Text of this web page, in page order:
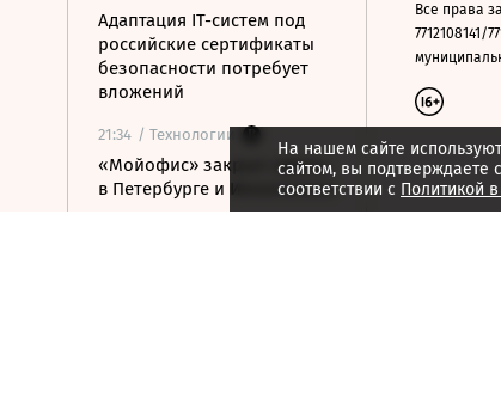
Адаптация IT-систем под
российские сертификаты
безопасности потребует
вложений
21:34 / Технологии
«Мойофис» закрыл офисы
в Петербурге и Иннополисе
На нашем сайте
сайтом, вы подтверждаете
соответствии с Политикой
Все права
7712108141/